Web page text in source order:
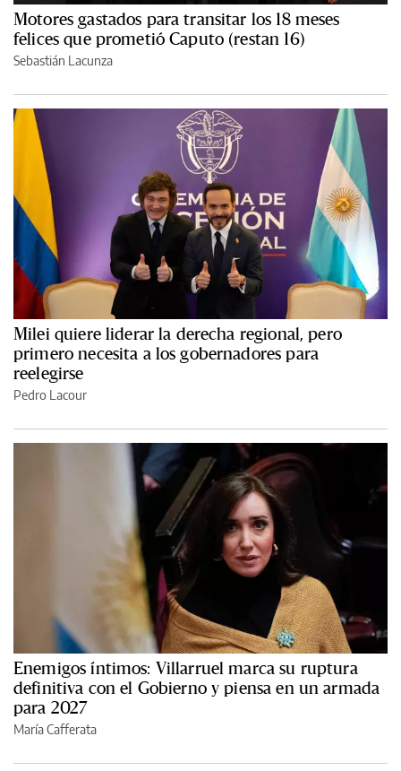
Motores gastados para transitar los 18 meses
felices que prometió Caputo (restan 16)
Sebastián Lacunza
Milei quiere liderar la derecha regional, pero
primero necesita a los gobernadores para
reelegirse
Pedro Lacour
Enemigos íntimos: Villarruel marca su ruptura
definitiva con el Gobierno y piensa en un armada
para 2027
María Cafferata